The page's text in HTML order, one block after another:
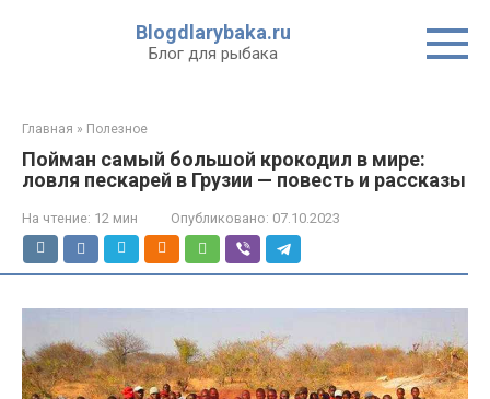
Blogdlarybaka.ru
Блог для рыбака
Главная » Полезное
Пойман самый большой крокодил в мире:
ловля пескарей в Грузии — повесть и рассказы
На чтение: 12 мин Опубликовано: 07.10.2023